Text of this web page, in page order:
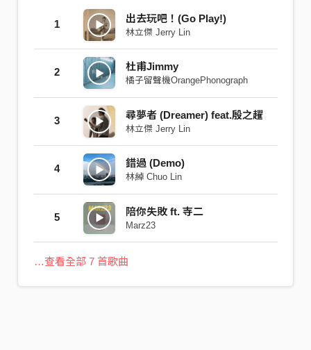
1 出去玩吧！(Go Play!)
林立傑 Jerry Lin
2 杜甫Jimmy
橘子留聲機OrangePhonograph
3 尋夢者 (Dreamer) feat.殷之趯
林立傑 Jerry Lin
4 錯過 (Demo)
林綽 Chuo Lin
5 陪你失敗 ft. 寺二
Marz23
…查看全部 7 首歌曲